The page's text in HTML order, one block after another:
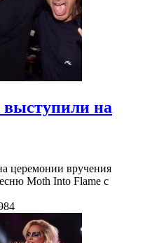
на
церемонии вручения
Moth Into Flame с